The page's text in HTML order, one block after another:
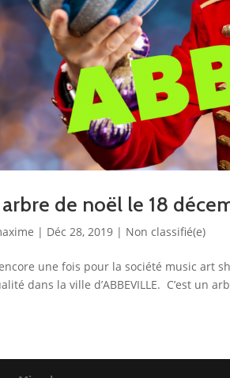
de noël le 18
| Déc 28, 2019 | Non classifié(e)
encore une fois pour la société music art
dans la ville d’ABBEVILLE. C’est un